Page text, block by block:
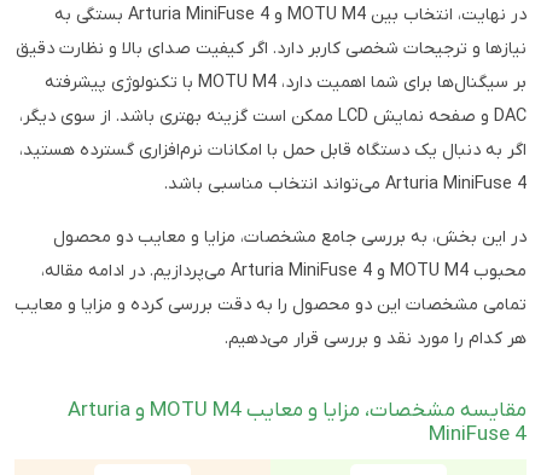
در نهایت، انتخاب بین MOTU M4 و Arturia MiniFuse 4 بستگی به
نیازها و ترجیحات شخصی کاربر دارد. اگر کیفیت صدای بالا و نظارت دقیق
بر سیگنال‌ها برای شما اهمیت دارد، MOTU M4 با تکنولوژی پیشرفته
DAC و صفحه نمایش LCD ممکن است گزینه بهتری باشد. از سوی دیگر،
اگر به دنبال یک دستگاه قابل حمل با امکانات نرم‌افزاری گسترده هستید،
Arturia MiniFuse 4 می‌تواند انتخاب مناسبی باشد.
در این بخش، به بررسی جامع مشخصات، مزایا و معایب دو محصول
محبوب MOTU M4 و Arturia MiniFuse 4 می‌پردازیم. در ادامه مقاله،
تمامی مشخصات این دو محصول را به دقت بررسی کرده و مزایا و معایب
هر کدام را مورد نقد و بررسی قرار می‌دهیم.
مقایسه مشخصات، مزایا و معایب MOTU M4 و Arturia
MiniFuse 4